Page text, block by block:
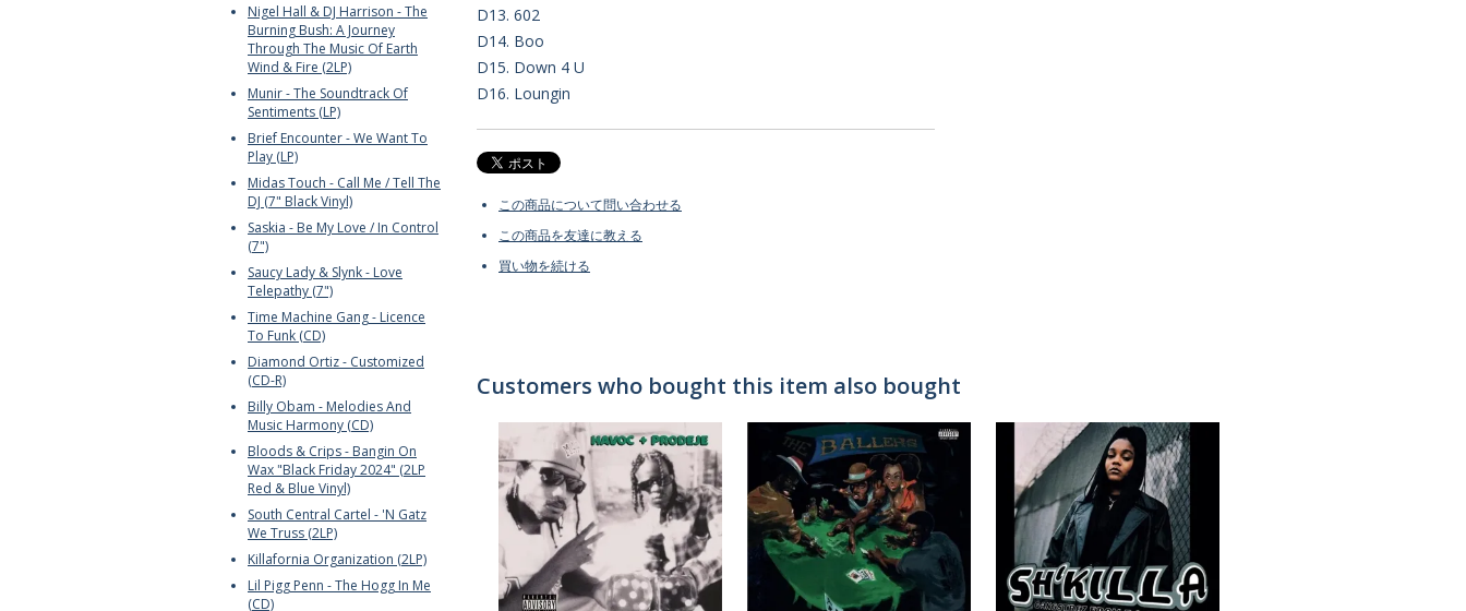
D13. 602
D14. Boo
D15. Down 4 U
D16. Loungin
この商品について問い合わせる
この商品を友達に教える
買い物を続ける
Customers who bought this item also bought
Nigel Hall & DJ Harrison - The
Burning Bush: A Journey
Through The Music Of Earth
Wind & Fire (2LP)
Munir - The Soundtrack Of
Sentiments (LP)
Brief Encounter - We Want To
Play (LP)
Midas Touch - Call Me / Tell The
DJ (7" Black Vinyl)
Saskia - Be My Love / In Control
(7")
Saucy Lady & Slynk - Love
Telepathy (7")
Time Machine Gang - Licence
To Funk (CD)
Diamond Ortiz - Customized
(CD-R)
Billy Obam - Melodies And
Music Harmony (CD)
Bloods & Crips - Bangin On
Wax "Black Friday 2024" (2LP
Red & Blue Vinyl)
South Central Cartel - 'N Gatz
We Truss (2LP)
Killafornia Organization (2LP)
Lil Pigg Penn - The Hogg In Me
(CD)